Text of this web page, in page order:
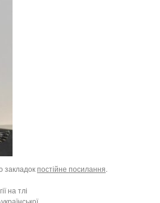
закладокпостійне посилання.
на тлі